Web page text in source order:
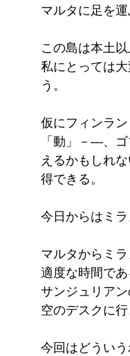
マルタに足を
この島は本土
私にとっては
う。
仮にフィンラ
「動」－—、
えるかもしれ
得できる。
今日からはミ
マルタからミ
適度な時間で
サンジュリア
空のデスクに
今回はどうい